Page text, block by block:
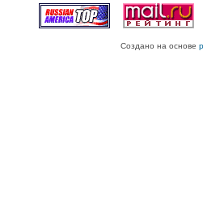
Создано на основе